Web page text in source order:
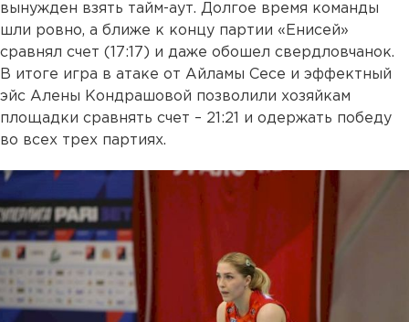
вынужден взять тайм-аут. Долгое время команды
шли ровно, а ближе к концу партии «Енисей»
сравнял счет (17:17) и даже обошел свердловчанок.
В итоге игра в атаке от Айламы Сесе и эффектный
эйс Алены Кондрашовой позволили хозяйкам
площадки сравнять счет – 21:21 и одержать победу
во всех трех партиях.